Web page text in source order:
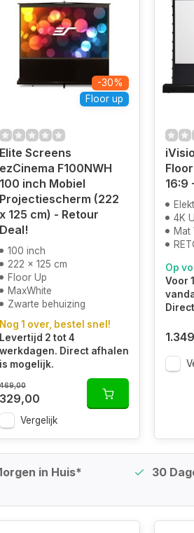
-30%
Floor up
Elite Screens
ezCinema F100NWH
100 inch Mobiel
Projectiescherm (222
x 125 cm) - Retour
Deal!
100 inch
222 x 125 cm
Floor Up
MaxWhite
Zwarte behuizing
Nog 1 over, bestel snel!
Levertijd 2 tot 4
werkdagen. Direct afhalen
is mogelijk.
329,00
Vergelijk
16:9
4K
Mat
Op
Voor
in Huis* 30